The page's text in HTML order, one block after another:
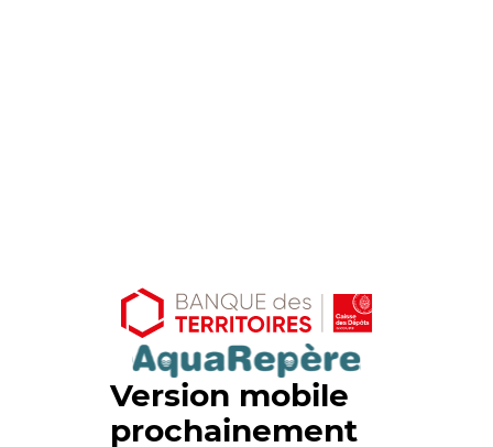
Version mobile
prochainement